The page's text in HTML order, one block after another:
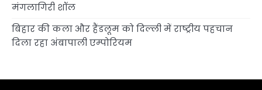
मंगलागिरी शॉल
बिहार की कला और हैंडलूम को दिल्ली में राष्ट्रीय पहचान
दिला रहा अंबापाली एम्पोरियम